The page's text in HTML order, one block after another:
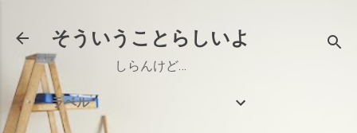
そういうことらしいよ
しらんけど…
ラベル